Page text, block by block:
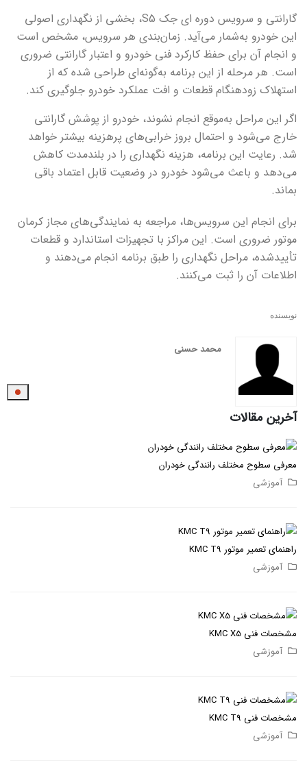
گارانتی و سرویس دوره ای جک S5، بخشی از نگهداری اصولی
این خودرو به‌شمار می‌آید. زمان‌بندی هر سرویس، مشخص است
و انجام آن برای حفظ کارکرد فنی خودرو و اعتبار گارانتی ضروری
است. هر مرحله از این برنامه به‌گونه‌ای طراحی شده که از
استهلاک زودهنگام قطعات و افت عملکرد خودرو جلوگیری کند.
اگر این مراحل به‌موقع انجام نشوند، خودرو از پوشش گارانتی
خارج می‌شود و احتمال بروز خرابی‌های پرهزینه بیشتر خواهد
شد. رعایت این برنامه، هزینه نگهداری را در بلندمدت کاهش
می‌دهد و باعث می‌شود خودرو در وضعیت قابل اعتماد باقی
بماند.
برای انجام این سرویس‌ها، مراجعه به نمایندگی‌های مجاز کرمان
موتور ضروری است. این مراکز با تجهیزات استاندارد و قطعات
تأییدشده، مراحل نگهداری را طبق برنامه انجام می‌دهند و
اطلاعات آن را ثبت می‌کنند.
نویسنده
محمد حسنی
آخرین مقالات
معرفی سطوح مختلف رانندگی خودران
آموزشی
راهنمای تعمیر موتور KMC T9
آموزشی
مشخصات فنی KMC X5
آموزشی
مشخصات فنی KMC T9
آموزشی